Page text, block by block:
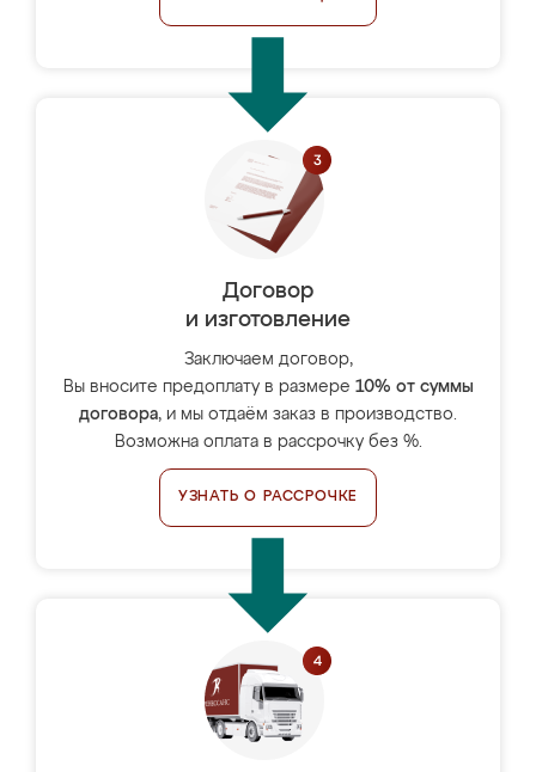
Договор
и изготовление
Заключаем договор,
Вы вносите предоплату в размере 10% от суммы
договора, и мы отдаём заказ в производство.
Возможна оплата в рассрочку без %.
УЗНАТЬ О РАССРОЧКЕ